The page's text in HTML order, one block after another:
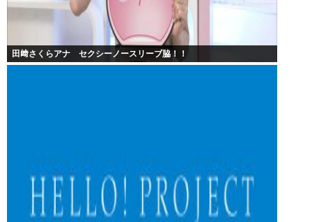
田﨑さくらアナ セクシーノースリーブ脇！！